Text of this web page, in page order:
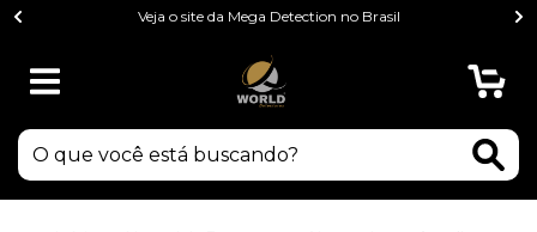
Veja o site da Mega Detection no Brasil